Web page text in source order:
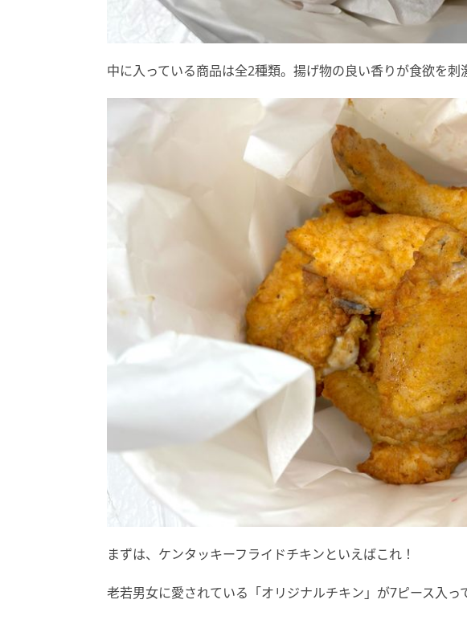
中に入っている商品は全2種類。揚げ物の良い香りが食欲を刺
まずは、ケンタッキーフライドチキンといえばこれ！
老若男女に愛されている「オリジナルチキン」が7ピース入っ